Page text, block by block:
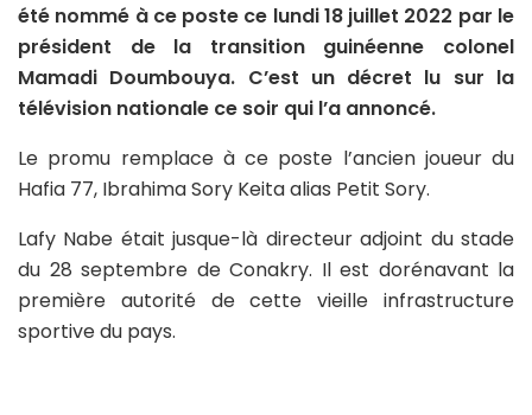
été nommé à ce poste ce lundi 18 juillet 2022 par le
président de la transition guinéenne colonel
Mamadi Doumbouya. C’est un décret lu sur la
télévision nationale ce soir qui l’a annoncé.
Le promu remplace à ce poste l’ancien joueur du
Hafia 77, Ibrahima Sory Keita alias Petit Sory.
Lafy Nabe était jusque-là directeur adjoint du stade
du 28 septembre de Conakry. Il est dorénavant la
première autorité de cette vieille infrastructure
sportive du pays.